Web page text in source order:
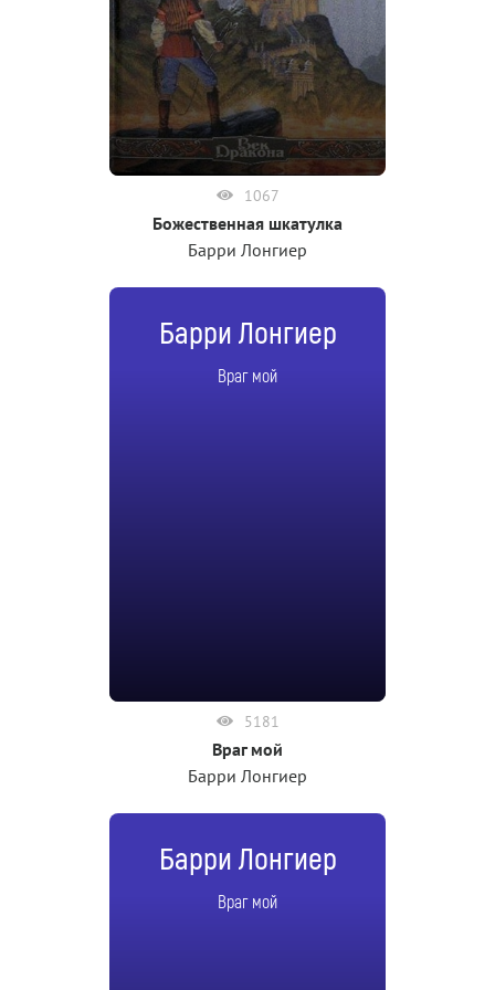
1067
Божественная шкатулка
Барри Лонгиер
Барри Лонгиер
Враг мой
5181
Враг мой
Барри Лонгиер
Барри Лонгиер
Враг мой